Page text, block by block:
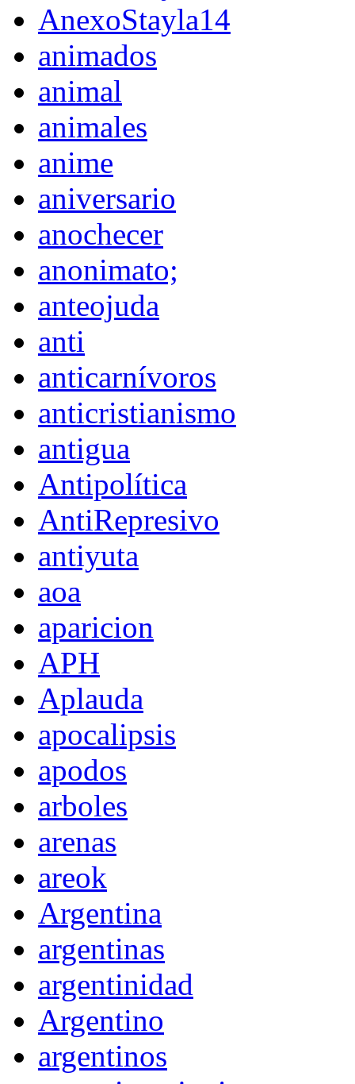
AnexoStayla14
animados
animal
animales
anime
aniversario
anochecer
anonimato;
anteojuda
anti
anticarnívoros
anticristianismo
antigua
Antipolítica
AntiRepresivo
antiyuta
aoa
aparicion
APH
Aplauda
apocalipsis
apodos
arboles
arenas
areok
Argentina
argentinas
argentinidad
Argentino
argentinos